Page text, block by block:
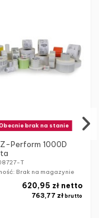
brak na stanie
Perform 1000D
T
Brak na magazynie
763,77 zł brutto
620,95 zł netto